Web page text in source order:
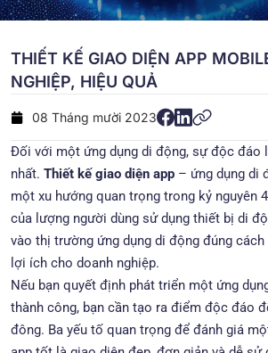
THIẾT KẾ GIAO DIỆN APP
NGHIỆP, HIỆU QUẢ
08 Tháng mười 2023
Đối với một ứng dụng di động, sự độc đáo
nhất. Thiết kế giao diện app – ứng dụng di
một xu hướng quan trọng trong kỷ nguyên
của lượng người dùng sử dụng thiết bị di
vào thị trường ứng dụng di động đúng
lợi ích cho doanh nghiệp.
Nếu bạn quyết định phát triển một ứng
thành công, bạn cần tạo ra điểm độc đáo
đông. Ba yếu tố quan trọng để đánh giá